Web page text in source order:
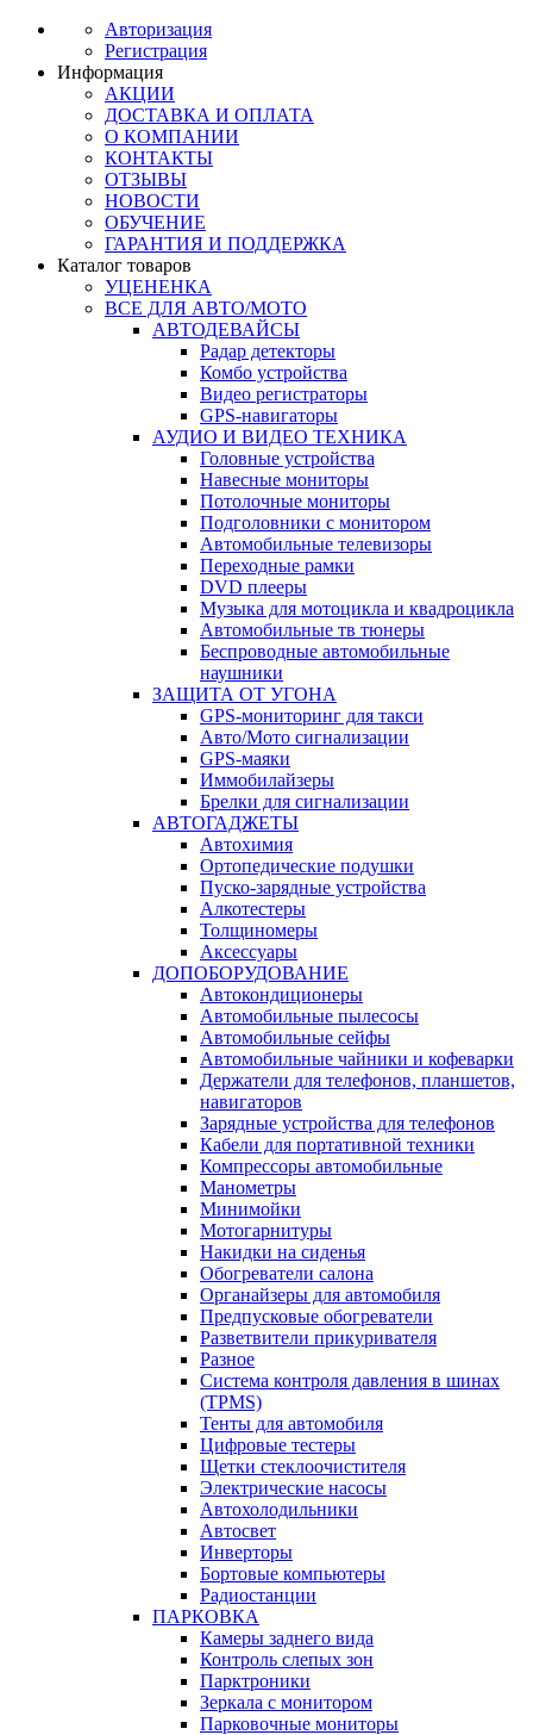
Авторизация
Регистрация
Информация
АКЦИИ
ДОСТАВКА И ОПЛАТА
О КОМПАНИИ
КОНТАКТЫ
ОТЗЫВЫ
НОВОСТИ
ОБУЧЕНИЕ
ГАРАНТИЯ И ПОДДЕРЖКА
Каталог товаров
УЦЕНЕНКА
ВСЕ ДЛЯ АВТО/МОТО
АВТОДЕВАЙСЫ
Радар детекторы
Комбо устройства
Видео регистраторы
GPS-навигаторы
АУДИО И ВИДЕО ТЕХНИКА
Головные устройства
Навесные мониторы
Потолочные мониторы
Подголовники с монитором
Автомобильные телевизоры
Переходные рамки
DVD плееры
Музыка для мотоцикла и квадроцикла
Автомобильные тв тюнеры
Беспроводные автомобильные
наушники
ЗАЩИТА ОТ УГОНА
GPS-мониторинг для такси
Авто/Мото сигнализации
GPS-маяки
Иммобилайзеры
Брелки для сигнализации
АВТОГАДЖЕТЫ
Автохимия
Ортопедические подушки
Пуско-зарядные устройства
Алкотестеры
Толщиномеры
Аксессуары
ДОПОБОРУДОВАНИЕ
Автокондиционеры
Автомобильные пылесосы
Автомобильные сейфы
Автомобильные чайники и кофеварки
Держатели для телефонов, планшетов,
навигаторов
Зарядные устройства для телефонов
Кабели для портативной техники
Компрессоры автомобильные
Манометры
Минимойки
Мотогарнитуры
Накидки на сиденья
Обогреватели салона
Органайзеры для автомобиля
Предпусковые обогреватели
Разветвители прикуривателя
Разное
Система контроля давления в шинах
(TPMS)
Тенты для автомобиля
Цифровые тестеры
Щетки стеклоочистителя
Электрические насосы
Автохолодильники
Автосвет
Инверторы
Бортовые компьютеры
Радиостанции
ПАРКОВКА
Камеры заднего вида
Контроль слепых зон
Парктроники
Зеркала с монитором
Парковочные мониторы